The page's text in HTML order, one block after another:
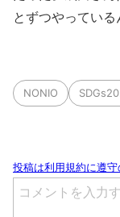
とずつやっている
NONIO